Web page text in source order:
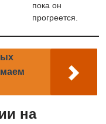
пока он
прогреется.
на